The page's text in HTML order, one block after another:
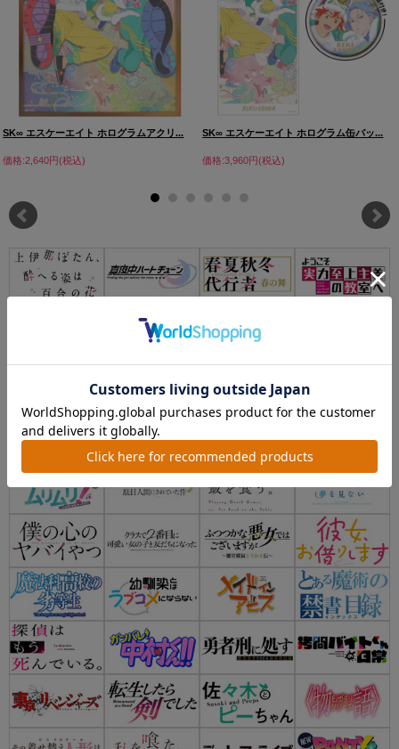
SK∞ エスケーエイト ホログラムアクリ...
価格:2,640円(税込)
SK∞ エスケーエイト ホログラム缶バッ...
価格:3,960円(税込)